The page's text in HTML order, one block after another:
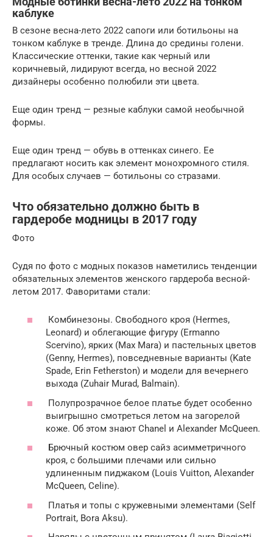
каблуке
В сезоне весна-лето 2022 сапоги или ботильоны на
тонком каблуке в тренде. Длина до средины голени.
Классические оттенки, такие как черный или
коричневый, лидируют всегда, но весной 2022
дизайнеры особенно полюбили эти цвета.
Еще один тренд — резные каблуки самой необычной
формы.
Еще один тренд — обувь в оттенках синего. Ее
предлагают носить как элемент монохромного стиля.
Для особых случаев — ботильоны со стразами.
Что обязательно должно быть в
гардеробе модницы в 2017 году
Фото
Судя по фото с модных показов наметились тенденции
обязательных элементов женского гардероба весной-
летом 2017. Фаворитами стали:
Комбинезоны. Свободного кроя (Hermes,
Leonard) и облегающие фигуру (Ermanno
Scervino), ярких (Max Mara) и пастельных цветов
(Genny, Hermes), повседневные варианты (Kate
Spade, Erin Fetherston) и модели для вечернего
выхода (Zuhair Murad, Balmain).
Полупрозрачное белое платье будет особенно
выигрышно смотреться летом на загорелой
коже. Об этом знают Chanel и Alexander McQueen.
Брючный костюм овер сайз асимметричного
кроя, с большими плечами или сильно
удлиненным пиджаком (Louis Vuitton, Alexander
McQueen, Celine).
Платья и топы с кружевными элементами (Self
Portrait, Bora Aksu).